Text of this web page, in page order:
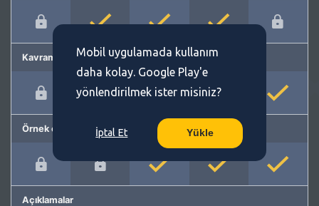
Kavram önerme
Örnek cümleler
Açıklamalar
Mobil uygulamada kullanım
daha kolay. Google Play'e
yönlendirilmek ister misiniz?
İptal Et Yükle